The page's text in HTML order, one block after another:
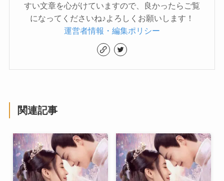
すい文章を心がけていますので、良かったらご覧
になってくださいね♪よろしくお願いします！
運営者情報・編集ポリシー
関連記事